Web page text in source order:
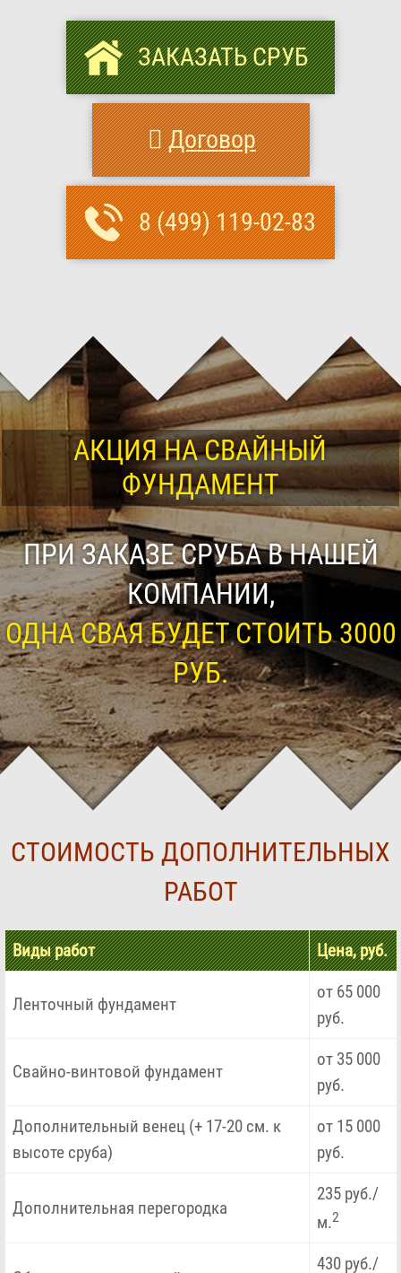
ЗАКАЗАТЬ СРУБ
Договор
8 (499) 119-02-83
АКЦИЯ НА СВАЙНЫЙ
ФУНДАМЕНТ
ПРИ ЗАКАЗЕ СРУБА В НАШЕЙ
КОМПАНИИ,
ОДНА СВАЯ БУДЕТ СТОИТЬ 3000
РУБ.
СТОИМОСТЬ ДОПОЛНИТЕЛЬНЫХ
РАБОТ
Виды работ Цена, руб.
Ленточный фундамент
от 65 000
руб.
Свайно-винтовой фундамент
от 35 000
руб.
Дополнительный венец (+ 17-20 см. к
высоте сруба)
от 15 000
руб.
Дополнительная перегородка
235 руб./
м.2
430 руб./